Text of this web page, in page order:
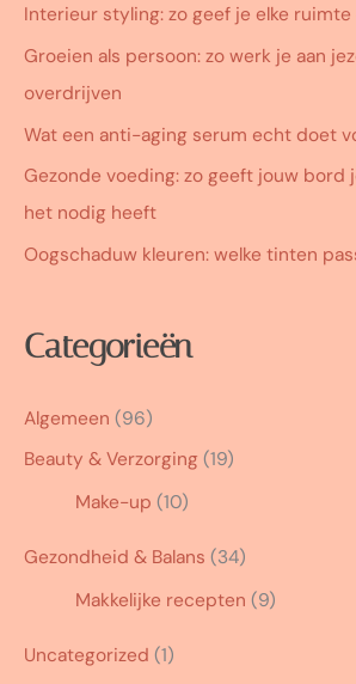
Interieur styling: zo geef je elke
Groeien als persoon: zo werk je aan
overdrijven
Wat een anti-aging serum echt doet
Gezonde voeding: zo geeft jouw bord
het nodig heeft
Oogschaduw kleuren: welke tinten
Categorieën
Algemeen (96)
Beauty & Verzorging (19)
Make-up (10)
Gezondheid & Balans (34)
Makkelijke recepten (9)
Uncategorized (1)